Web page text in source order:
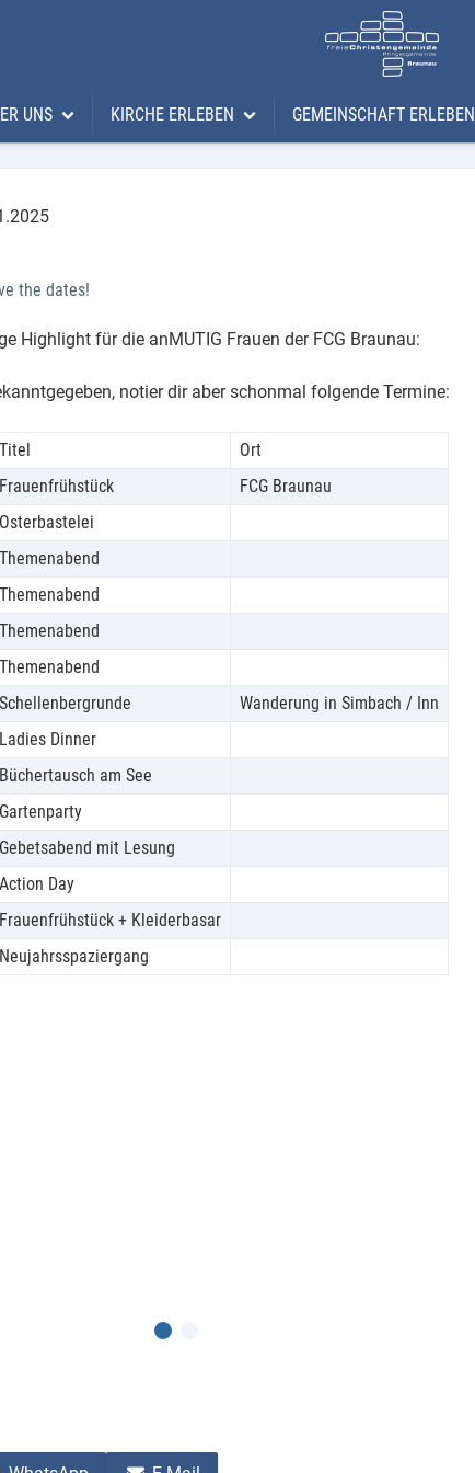
UNS
uns ausmacht
Kirchenbewegung
KIRCHE ERLEBEN
Alphakurs
GEMEINSCHAFT ERLEBEN
anMUTIG Frauendienst
Men´s Experience
Teams
the dates!
Highlight für die anMUTIG Frauen der FCG Braunau:
notier dir aber schonmal folgende Termine:
Titel
Ort
Frauenfrühstück
FCG Braunau
Osterbastelei
Themenabend
Themenabend
Themenabend
Themenabend
Schellenbergrunde
Wanderung in Simbach / Inn
Ladies Dinner
Büchertausch am See
Gartenparty
Gebetsabend mit Lesung
Action Day
Frauenfrühstück + Kleiderbasar
Neujahrsspaziergang